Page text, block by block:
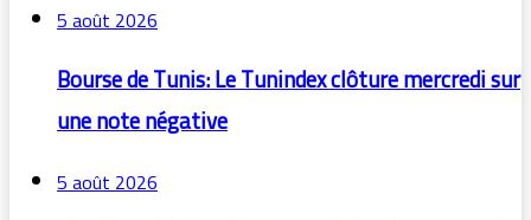
5 août 2026
Bourse de Tunis: Le Tunindex clôture mercredi sur
une note négative
5 août 2026